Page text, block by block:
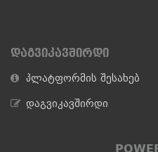
ᲓᲐᲒᲕᲘᲙᲐᲕᲨᲘᲠᲓᲘ
პლატფორმის შესახებ
დაგვიკავშირდი